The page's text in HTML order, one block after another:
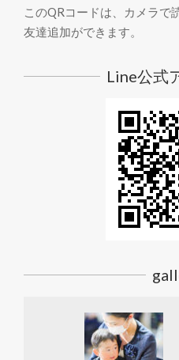
このQRコードは、カメラで
友達追加ができます。
Line公式